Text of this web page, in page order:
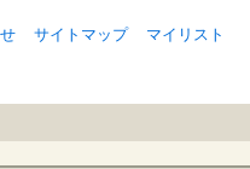
サイトマップ マイリスト